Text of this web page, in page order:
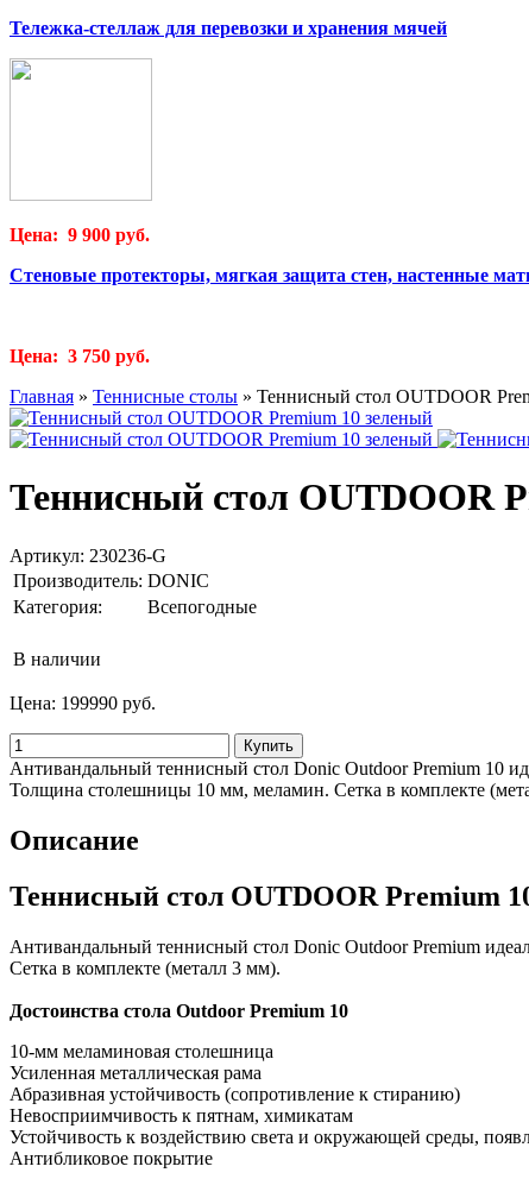
Тележка-стеллаж для перевозки и хранения мячей
Цена: 9 900 руб.
Стеновые протекторы, мягкая защита стен, настенные
Цена: 3 750 руб.
Главная » Теннисные столы » Теннисный стол OUTDOOR
Теннисный стол OUTDOOR
Артикул: 230236-G
Производитель: DONIC
Категория:
Всепогодные
В наличии
Цена: 199990 руб.
Антивандальный теннисный стол Donic Outdoor Premium 10
Толщина столешницы 10 мм, меламин. Сетка в комплекте
Описание
Теннисный стол OUTDOOR Premium
Антивандальный теннисный стол Donic Outdoor Premium
Сетка в комплекте (металл 3 мм).
Достоинства стола Outdoor Premium 10
10-мм меламиновая столешница
Усиленная металлическая рама
Абразивная устойчивость (сопротивление к стиранию)
Невосприимчивость к пятнам, химикатам
Устойчивость к воздействию света и окружающей среды,
Антибликовое покрытие